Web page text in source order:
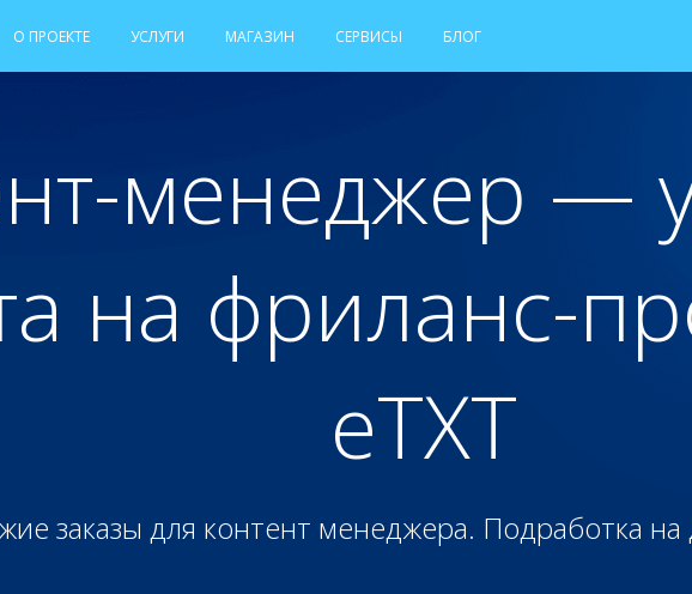
О ПРОЕКТЕ УСЛУГИ МАГАЗИН СЕРВИСЫ БЛОГ
менеджер —
на фриланс-
eTXT
заказы для контент менеджера. Подработка